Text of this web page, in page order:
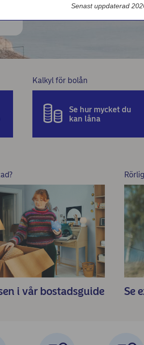
Kalkyl för bolån
Se hur mycket du
kan låna
i vår bostadsguide Se
Senast uppdaterad